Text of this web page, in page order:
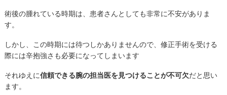
術後の腫れている時期は、患者さんとしても非常に不安がありま
す。
しかし、この時期には待つしかありませんので、修正手術を受ける
際には辛抱強さも必要になってしまいます
それゆえに信頼できる腕の担当医を見つけることが不可欠だと思い
ます。